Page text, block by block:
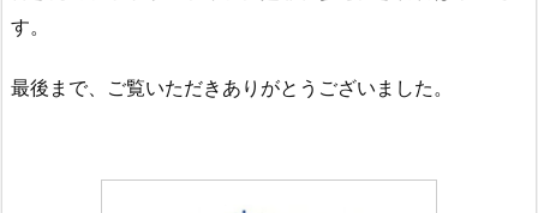
す。
最後まで、ご覧いただきありがとうございました。